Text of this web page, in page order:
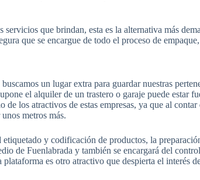
que brindan, esta es la alternativa más
que se encargue de todo el proceso de
un lugar extra para guardar nuestras
el alquiler de un trastero o garaje puede estar
los atractivos de estas empresas, ya que al
metros más.
y codificación de productos, la
de Fuenlabrada y también se encargará del
plataforma es otro atractivo que despierta el interés